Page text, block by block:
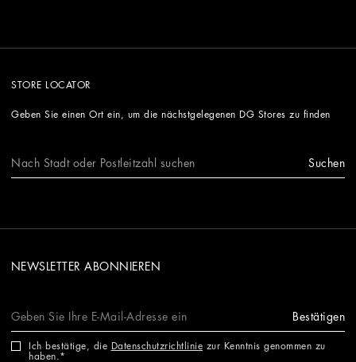
STORE LOCATOR
Geben Sie einen Ort ein, um die nächstgelegenen DG Stores zu finden
Suchen
NEWSLETTER ABONNIEREN
Bestätigen
Ich bestätige, die Datenschutzrichtlinie zur Kenntnis genommen zu
haben.